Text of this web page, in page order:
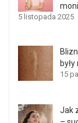
5 listopada 2025
15
Jak